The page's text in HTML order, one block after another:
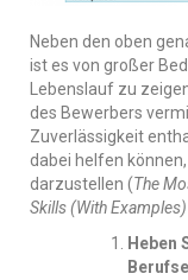
Neben den oben
ist es von großer
Lebenslauf zu
des Bewerbers
Zuverlässigkeit
dabei helfen
darzustellen (The
Skills (With
Heben